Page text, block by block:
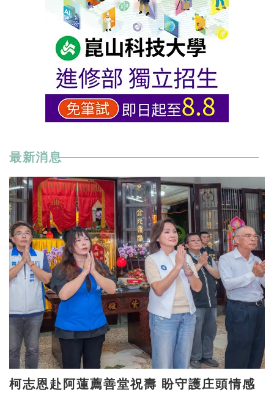
最新消息
柯志恩赴阿蓮薦善堂祝壽 盼守護庄頭情感